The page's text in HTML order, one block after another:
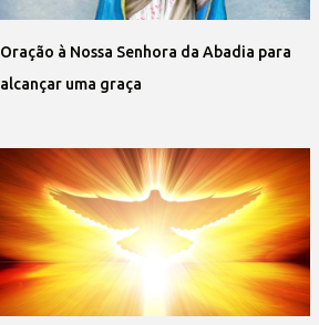
Oração à Nossa Senhora da Abadia para
alcançar uma graça